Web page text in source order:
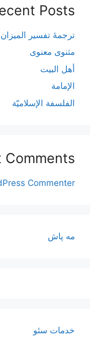
Posts
ترجمۀ تفسیر المیزان
مثنوی معنوی
أهل البيت
الإمامة
الفلسفة الإسلاميّة
Comments
Commenter
مه پاش
خدمات سئو